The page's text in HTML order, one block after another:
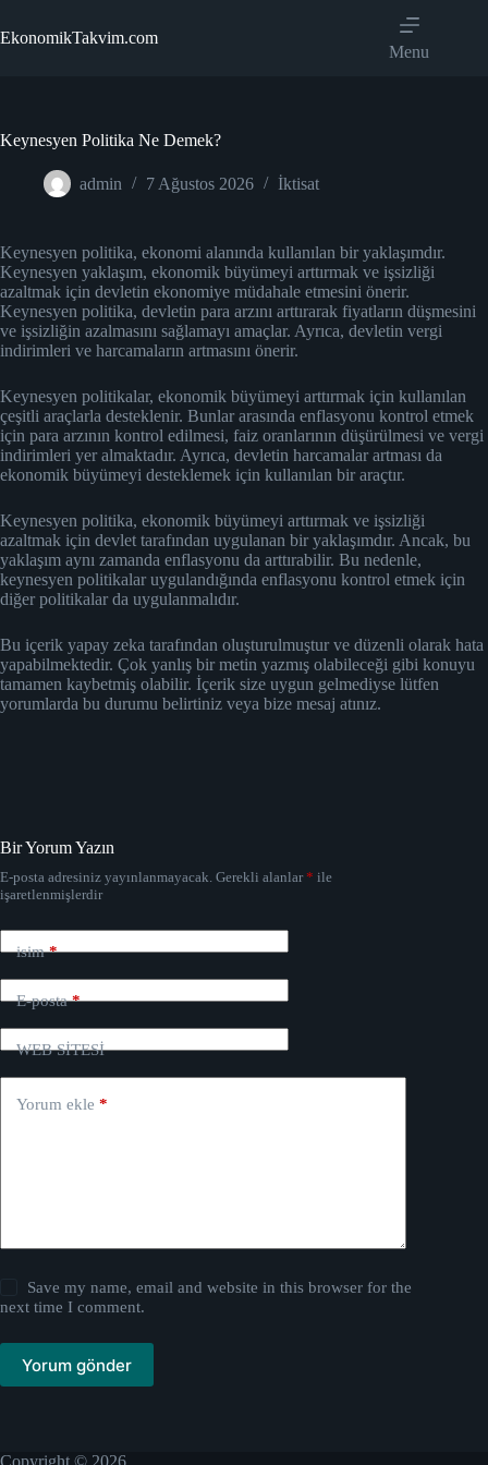
to
content
EkonomikTakvim.com
Menu
Keynesyen Politika Ne Demek?
admin 7 Ağustos 2026 İktisat
Keynesyen politika, ekonomi alanında kullanılan bir yaklaşımdır.
Keynesyen yaklaşım, ekonomik büyümeyi arttırmak ve işsizliği
azaltmak için devletin ekonomiye müdahale etmesini önerir.
Keynesyen politika, devletin para arzını arttırarak fiyatların düşmesini
ve işsizliğin azalmasını sağlamayı amaçlar. Ayrıca, devletin vergi
indirimleri ve harcamaların artmasını önerir.
Keynesyen politikalar, ekonomik büyümeyi arttırmak için kullanılan
çeşitli araçlarla desteklenir. Bunlar arasında enflasyonu kontrol etmek
için para arzının kontrol edilmesi, faiz oranlarının düşürülmesi ve vergi
indirimleri yer almaktadır. Ayrıca, devletin harcamalar artması da
ekonomik büyümeyi desteklemek için kullanılan bir araçtır.
Keynesyen politika, ekonomik büyümeyi arttırmak ve işsizliği
azaltmak için devlet tarafından uygulanan bir yaklaşımdır. Ancak, bu
yaklaşım aynı zamanda enflasyonu da arttırabilir. Bu nedenle,
keynesyen politikalar uygulandığında enflasyonu kontrol etmek için
diğer politikalar da uygulanmalıdır.
Bu içerik yapay zeka tarafından oluşturulmuştur ve düzenli olarak hata
yapabilmektedir. Çok yanlış bir metin yazmış olabileceği gibi konuyu
tamamen kaybetmiş olabilir. İçerik size uygun gelmediyse lütfen
yorumlarda bu durumu belirtiniz veya bize mesaj atınız.
Bir Yorum Yazın
E-posta adresiniz yayınlanmayacak. Gerekli alanlar* ile
işaretlenmişlerdir
isim*
E-posta*
WEB SİTESİ
Yorum ekle *
Save my name, email and website in this browser for the
next time I comment.
Yorum gönder
Copyright © 2026